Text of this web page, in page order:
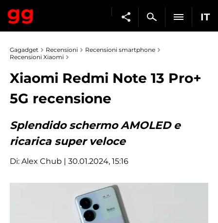
IT
Gagadget Recensioni
Recensioni smartphone
Recensioni Xiaomi
Xiaomi Redmi Note 13 Pro+
5G recensione
Splendido schermo AMOLED e
ricarica super veloce
Di: Alex Chub | 30.01.2024, 15:16